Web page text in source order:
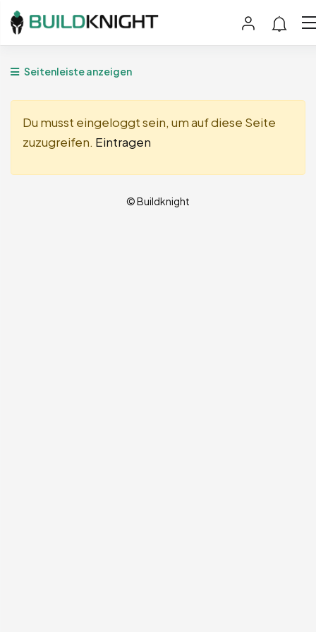
Seitenleiste anzeigen
Du musst eingeloggt sein, um auf diese Seite
zuzugreifen. Eintragen
© Buildknight